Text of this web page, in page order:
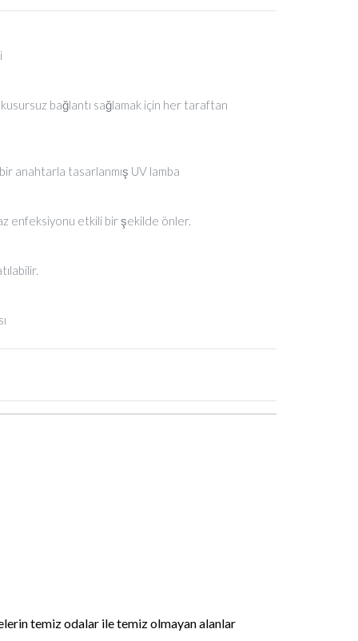
bağlantı sağlamak için her taraftan
anahtarla tasarlanmış UV lamba
enfeksiyonu etkili bir şekilde önler.
temiz odalar ile temiz olmayan alanlar